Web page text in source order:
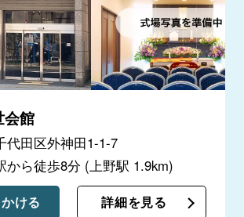
会館
代田区外神田1-1-7
から徒歩8分 (上野駅 1.9km)
ける 詳細を見る